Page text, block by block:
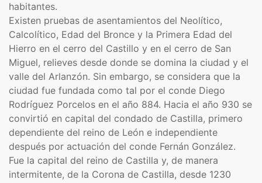
habitantes.
Existen pruebas de asentamientos del Neolítico,
Calcolítico, Edad del Bronce y la Primera Edad del
Hierro en el cerro del Castillo y en el cerro de San
Miguel, relieves desde donde se domina la ciudad y el
valle del Arlanzón.​​​​ Sin embargo, se considera que la
ciudad fue fundada como tal por el conde Diego
Rodríguez Porcelos en el año 884. Hacia el año 930 se
convirtió en capital del condado de Castilla, primero
dependiente del reino de León e independiente
después por actuación del conde Fernán González.
Fue la capital del reino de Castilla y, de manera
intermitente, de la Corona de Castilla, desde 1230